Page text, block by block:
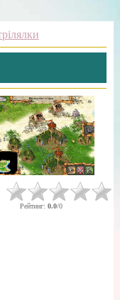
Рейтинг: 0.0/0